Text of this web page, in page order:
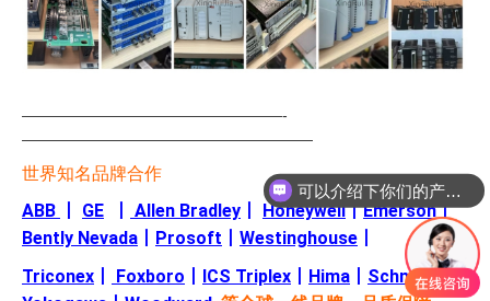
—————————————————-
———————————————————
世界知名品牌合作
ABB GE Allen Bradley Honeywell丨Emerson丨
Bently Nevada
Prosoft Westinghouse
Triconex
Foxboro ICS Triplex Hima Schneider丨
可以介绍下你们的产品么